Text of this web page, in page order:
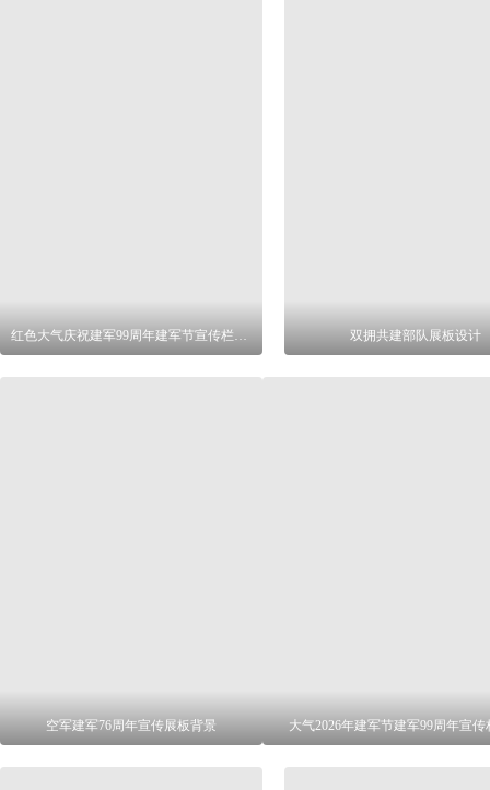
红色大气庆祝建军99周年建军节宣传栏展板 双拥共建部队展板设计
空军建军76周年宣传展板背景 大气2026年建军节建军99周年宣传